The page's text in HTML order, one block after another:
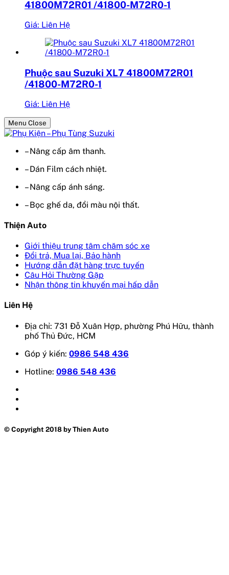
41800M72R01 /41800-M72R0-1
Giá: Liên Hệ
Phuộc sau Suzuki XL7 41800M72R01
/41800-M72R0-1
Giá: Liên Hệ
Menu Close
– Nâng cấp âm thanh.
– Dán Film cách nhiệt.
– Nâng cấp ánh sáng.
– Bọc ghế da, đổi màu nội thất.
Thiện Auto
Giới thiệu trung tâm chăm sóc xe
Đổi trả, Mua lại, Bảo hành
Hướng dẫn đặt hàng trực tuyến
Câu Hỏi Thường Gặp
Nhận thông tin khuyến mại hấp dẫn
Liên Hệ
Địa chỉ: 731 Đỗ Xuân Hợp, phường Phú Hữu, thành
phố Thủ Đức, HCM
Góp ý kiến: 0986 548 436
Hotline: 0986 548 436
© Copyright 2018 by Thien Auto